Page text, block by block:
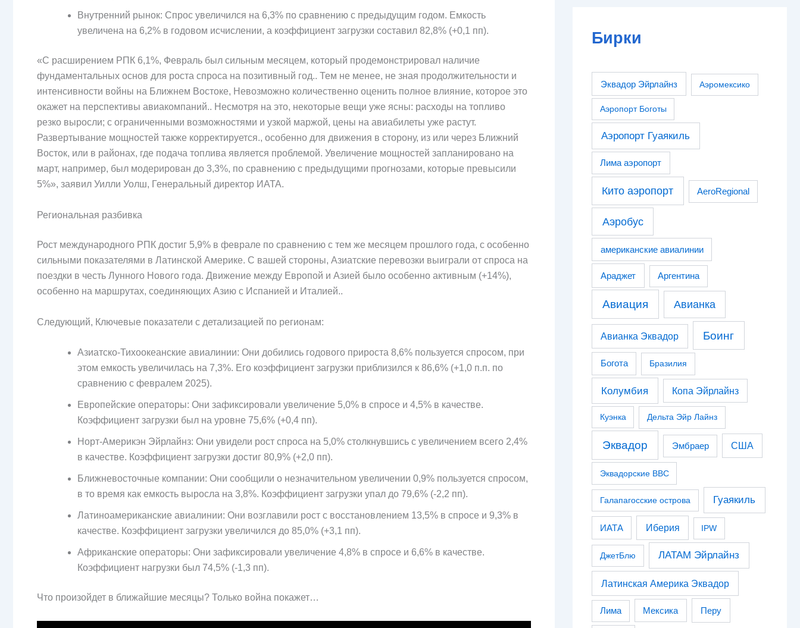
Внутренний рынок: Спрос увеличился на 6,3% по сравнению с предыдущим годом. Емкость
увеличена на 6,2% в годовом исчислении, а коэффициент загрузки составил 82,8% (+0,1 пп).
«С расширением РПК 6,1%, Февраль был сильным месяцем, который продемонстрировал наличие
фундаментальных основ для роста спроса на позитивный год.. Тем не менее, не зная продолжительности и
интенсивности войны на Ближнем Востоке, Невозможно количественно оценить полное влияние, которое это
окажет на перспективы авиакомпаний.. Несмотря на это, некоторые вещи уже ясны: расходы на топливо
резко выросли; с ограниченными возможностями и узкой маржой, цены на авиабилеты уже растут.
Развертывание мощностей также корректируется., особенно для движения в сторону, из или через Ближний
Восток, или в районах, где подача топлива является проблемой. Увеличение мощностей запланировано на
март, например, был модерирован до 3,3%, по сравнению с предыдущими прогнозами, которые превысили
5%», заявил Уилли Уолш, Генеральный директор ИАТА.
Региональная разбивка
Рост международного РПК достиг 5,9% в феврале по сравнению с тем же месяцем прошлого года, с особенно
сильными показателями в Латинской Америке. С вашей стороны, Азиатские перевозки выиграли от спроса на
поездки в честь Лунного Нового года. Движение между Европой и Азией было особенно активным (+14%),
особенно на маршрутах, соединяющих Азию с Испанией и Италией..
Следующий, Ключевые показатели с детализацией по регионам:
Азиатско-Тихоокеанские авиалинии: Они добились годового прироста 8,6% пользуется спросом, при
этом емкость увеличилась на 7,3%. Его коэффициент загрузки приблизился к 86,6% (+1,0 п.п. по
сравнению с февралем 2025).
Европейские операторы: Они зафиксировали увеличение 5,0% в спросе и 4,5% в качестве.
Коэффициент загрузки был на уровне 75,6% (+0,4 пп).
Норт-Америкэн Эйрлайнз: Они увидели рост спроса на 5,0% столкнувшись с увеличением всего 2,4%
в качестве. Коэффициент загрузки достиг 80,9% (+2,0 пп).
Ближневосточные компании: Они сообщили о незначительном увеличении 0,9% пользуется спросом,
в то время как емкость выросла на 3,8%. Коэффициент загрузки упал до 79,6% (-2,2 пп).
Латиноамериканские авиалинии: Они возглавили рост с восстановлением 13,5% в спросе и 9,3% в
качестве. Коэффициент загрузки увеличился до 85,0% (+3,1 пп).
Африканские операторы: Они зафиксировали увеличение 4,8% в спросе и 6,6% в качестве.
Коэффициент нагрузки был 74,5% (-1,3 пп).
Что произойдет в ближайшие месяцы? Только война покажет…
Бирки
Эквадор Эйрлайнз Аэромексико
Аэропорт Боготы
Аэропорт Гуаякиль
Лима аэропорт
Кито аэропорт AeroRegional
Аэробус
американские авиалинии
Араджет Аргентина
Авиация Авианка
Авианка Эквадор Боинг
Богота Бразилия
Колумбия Копа Эйрлайнз
Куэнка Дельта Эйр Лайнз
Эквадор Эмбраер США
Эквадорские ВВС
Галапагосские острова Гуаякиль
ИАТА Иберия IPW
ДжетБлю ЛАТАМ Эйрлайнз
Латинская Америка Эквадор
Лима Мексика Перу